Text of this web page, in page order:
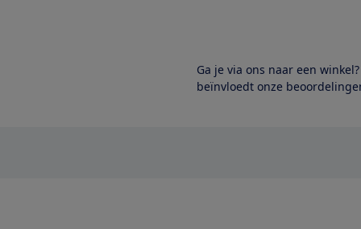
Ga je via ons naar een
beïnvloedt onze